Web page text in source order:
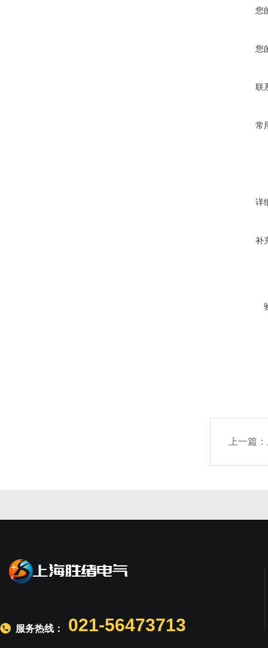
您
您
联
常
详
补
上一篇：
服务热线： 021-56473713